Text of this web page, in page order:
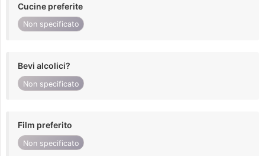
Cucine preferite
Non specificato
Bevi alcolici?
Non specificato
Film preferito
Non specificato